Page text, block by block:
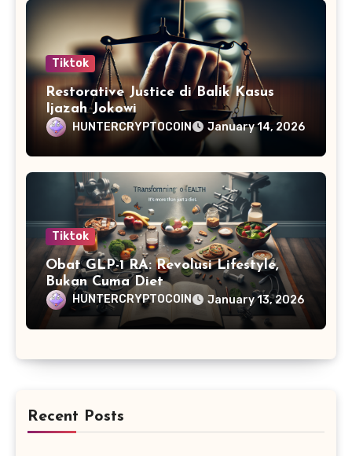
Tiktok
Restorative Justice di Balik Kasus
Ijazah Jokowi
HUNTERCRYPTOCOIN January 14, 2026
Tiktok
Obat GLP-1 RA: Revolusi Lifestyle,
Bukan Cuma Diet
HUNTERCRYPTOCOIN January 13, 2026
Recent Posts